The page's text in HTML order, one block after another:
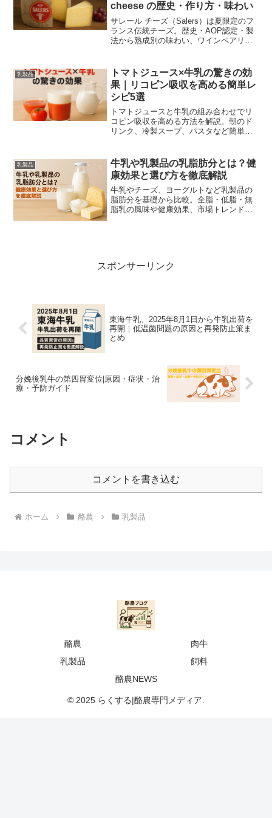
cheese の歴史・作り方・味わい
サレール チーズ（Salers）は夏限定のフ
ランス伝統チーズ。歴史・AOP認定・製
法から熟成別の味わい、ワインペアリン
ます。
乳製品
トマトジュース×牛乳の驚きの効
果｜リコピン吸収を高める簡単レ
シピ5選
トマトジュースと牛乳の組み合わせでリ
コピン吸収を高める方法を解説。朝のド
リンク、冷製スープ、パスタなど簡単レ
乳製品
牛乳や乳製品の乳脂肪分とは？健
康効果と選び方を徹底解説
牛乳やチーズ、ヨーグルトなど乳製品の
脂肪分を基礎から比較。全脂・低脂・無
脂乳の風味や健康効果、市場トレンドま
スポンサーリンク
東海牛乳、2025年8月1日から牛乳出荷を
再開｜低温菌問題の原因と再発防止策ま
とめ
分娩後乳牛の第四胃変位|原因・症状・治
療・予防ガイド
コメント
コメントを書き込む
ホーム 酪農 乳製品
酪農
肉牛
乳製品
飼料
酪農NEWS
© 2025 らくする|酪農専門メディア.